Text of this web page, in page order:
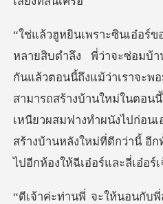
งแม้ว่าเราจะพ
สามารถสร้างบ้านใหม่ในตอ
เหนียวผสมฟางทำผนังไปก่อนเ
บพี่